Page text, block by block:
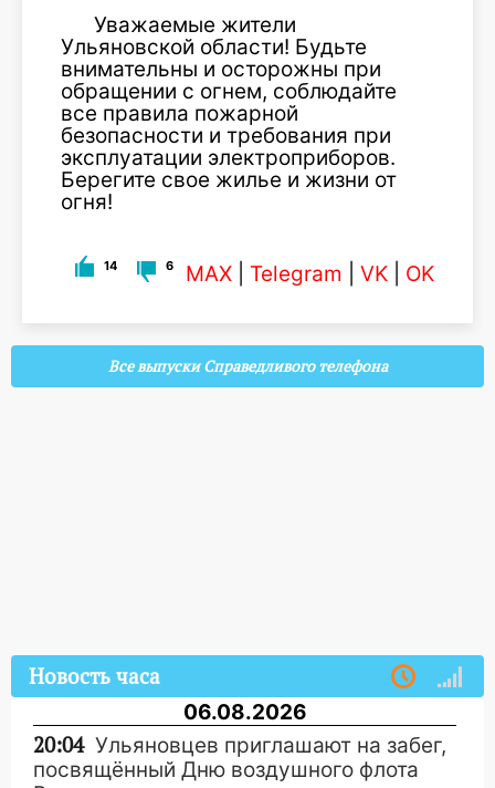
Уважаемые жители
Ульяновской области! Будьте
внимательны и осторожны при
обращении с огнем, соблюдайте
все правила пожарной
безопасности и требования при
эксплуатации электроприборов.
Берегите свое жилье и жизни от
огня!
14 6 MAX Telegram VK OK
Все выпуски Справедливого телефона
Новость часа
06.08.2026
20:04 Ульяновцев приглашают на забег,
посвящённый Дню воздушного флота